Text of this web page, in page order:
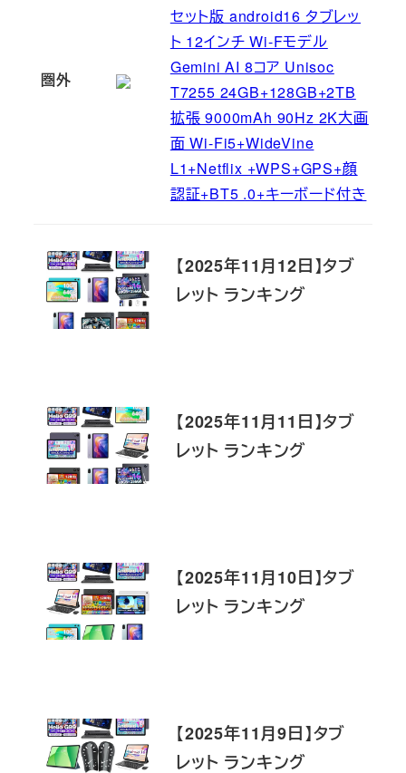
圏外
セット版 android16 タブレッ
ト 12インチ Wi-Fモデル
Gemini AI 8コア Unisoc
T7255 24GB+128GB+2TB
拡張 9000mAh 90Hz 2K大画
面 Wi-Fi5+WideVine
L1+Netflix +WPS+GPS+顔
認証+BT5 .0+キーボード付き
【2025年11月12日】タブ
レット ランキング
【2025年11月11日】タブ
レット ランキング
【2025年11月10日】タブ
レット ランキング
【2025年11月9日】タブ
レット ランキング